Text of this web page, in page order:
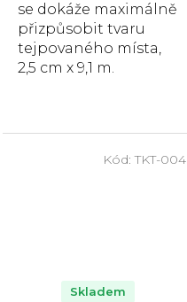
se dokáže maximálně
přizpůsobit tvaru
tejpovaného místa,
2,5 cm x 9,1 m.
Skladem
Kód:TKT-004